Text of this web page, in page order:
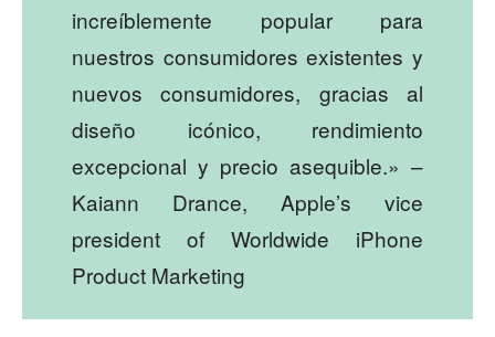
increíblemente popular para
nuestros consumidores existentes y
nuevos consumidores, gracias al
diseño icónico, rendimiento
excepcional y precio asequible.» –
Kaiann Drance, Apple’s vice
president of Worldwide iPhone
Product Marketing